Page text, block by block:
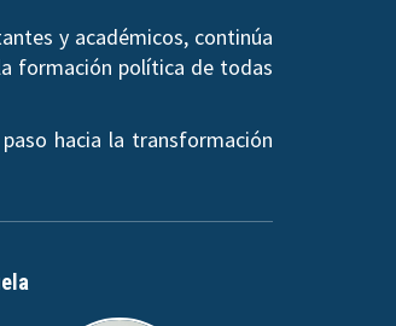
y académicos, continúa
formación política de todas
hacia la transformación